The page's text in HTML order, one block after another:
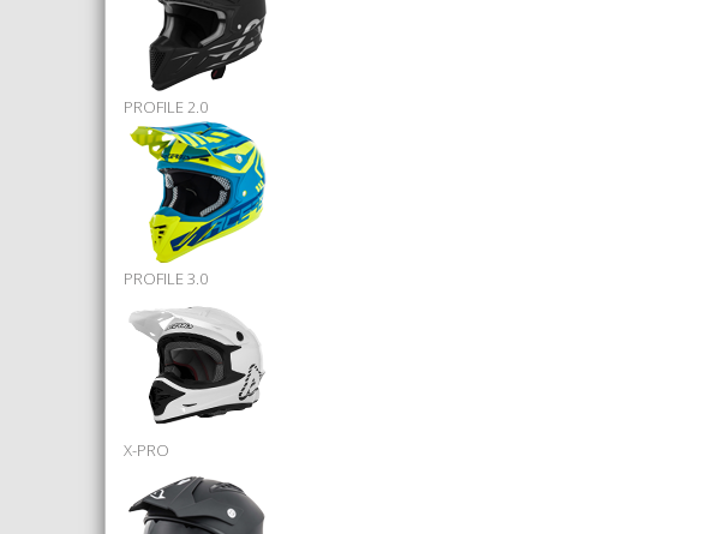
PROFILE 2.0
PROFILE 3.0
X-PRO